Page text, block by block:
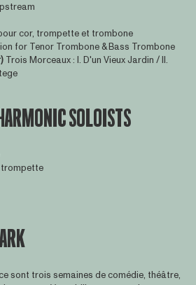
cor, trompette et trombone
for Tenor Trombone & Bass Trombone
Trois Morceaux : I. D'un Vieux Jardin / II.
SOLOISTS
trompette
sont trois semaines de comédie, théâtre,